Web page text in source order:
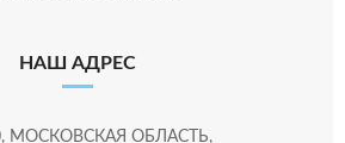
НАШ АДРЕС
МОСКОВСКАЯ ОБЛАСТЬ,